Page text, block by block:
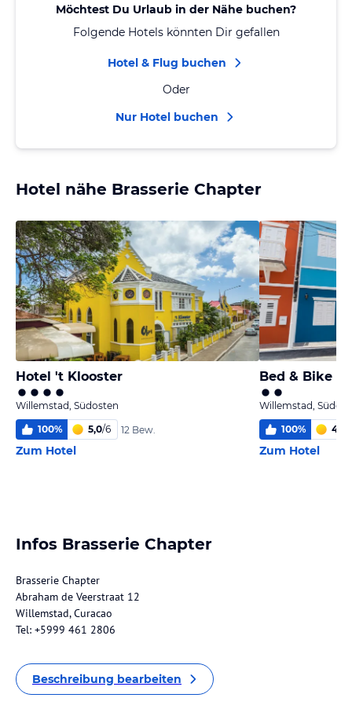
Möchtest Du Urlaub in der Nähe buchen?
Folgende Hotels könnten Dir gefallen
Hotel & Flug buchen
Oder
Nur Hotel buchen
Hotel nähe Brasserie Chapter
Hotel 't Klooster
Willemstad, Südosten
100% 5,0/6 12 Bew.
Zum Hotel
Bed & Bike
Willemstad,
100% 4,3
Zum Hotel
Infos Brasserie Chapter
Brasserie Chapter
Abraham de Veerstraat 12
Willemstad, Curacao
Tel: +5999 461 2806
Beschreibung bearbeiten